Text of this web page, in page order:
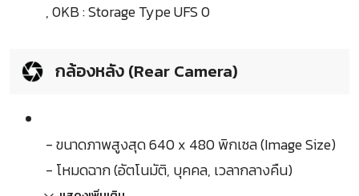
, 0KB : Storage Type UFS 0
กล้องหลัง (Rear Camera)
- ขนาดภาพสูงสุด 640 x 480 พิกเซล (Image Size)
- โหมดฉาก (อัตโนมัติ, บุคคล, เวลากลางคืน)